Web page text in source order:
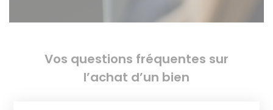
Vos questions fréquentes sur
l’achat d’un bien